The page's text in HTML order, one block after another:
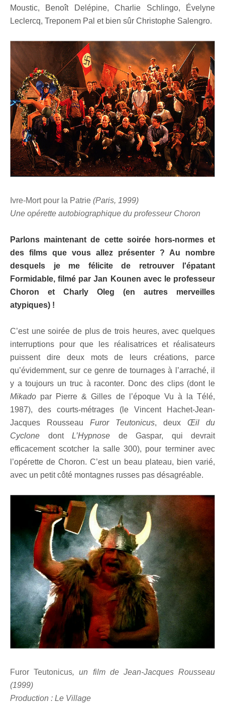
Moustic, Benoît Delépine, Charlie Schlingo, Évelyne
Leclercq, Treponem Pal et bien sûr Christophe Salengro.
Ivre-Mort pour la Patrie (Paris, 1999)
Une opérette autobiographique du professeur Choron
Parlons maintenant de cette soirée hors-normes et
des films que vous allez présenter ? Au nombre
desquels je me félicite de retrouver l'épatant
Formidable, filmé par Jan Kounen avec le professeur
Choron et Charly Oleg (en autres merveilles
atypiques) !
C’est une soirée de plus de trois heures, avec quelques
interruptions pour que les réalisatrices et réalisateurs
puissent dire deux mots de leurs créations, parce
qu’évidemment, sur ce genre de tournages à l’arraché, il
y a toujours un truc à raconter. Donc des clips (dont le
Mikado par Pierre & Gilles de l’époque Vu à la Télé,
1987), des courts-métrages (le Vincent Hachet-Jean-
Jacques Rousseau Furor Teutonicus, deux Œil du
Cyclone dont L’Hypnose de Gaspar, qui devrait
efficacement scotcher la salle 300), pour terminer avec
l’opérette de Choron. C’est un beau plateau, bien varié,
avec un petit côté montagnes russes pas désagréable.
Furor Teutonicus, un film de Jean-Jacques Rousseau
(1999)
Production : Le Village